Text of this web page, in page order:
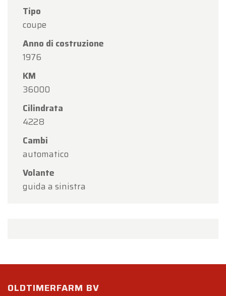
Tipo
coupe
Anno di costruzione
1976
KM
36000
Cilindrata
4228
Cambi
automatico
Volante
guida a sinistra
OLDTIMERFARM BV